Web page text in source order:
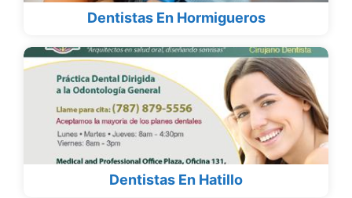
Dentistas En Hormigueros
Dentistas En Hatillo